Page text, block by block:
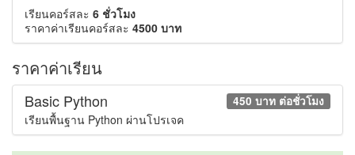
เรียนคอร์สละ 6 ชั่วโมง
ราคาค่าเรียนคอร์สละ 4500 บาท
ราคาค่าเรียน
Basic Python 450 บาท ต่อชั่วโมง
เรียนพื้นฐาน Python ผ่านโปรเจค